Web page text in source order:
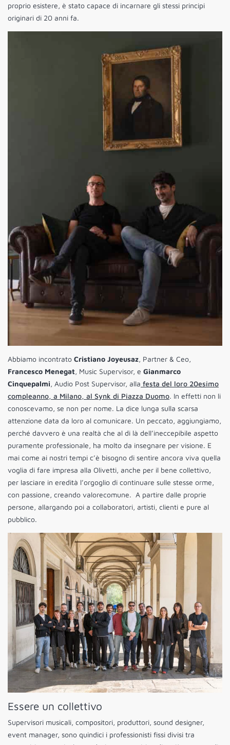
proprio esistere, è stato capace di incarnare gli stessi principi
originari di 20 anni fa.
Abbiamo incontrato Cristiano Joyeusaz, Partner & Ceo,
Francesco Menegat, Music Supervisor, e Gianmarco
Cinquepalmi, Audio Post Supervisor, alla festa del loro 20esimo
compleanno, a Milano, al Synk di Piazza Duomo. In effetti non li
conoscevamo, se non per nome. La dice lunga sulla scarsa
attenzione data da loro al comunicare. Un peccato, aggiungiamo,
perché davvero è una realtà che al di là dell’ineccepibile aspetto
puramente professionale, ha molto da insegnare per visione. E
mai come ai nostri tempi c’è bisogno di sentire ancora viva quella
voglia di fare impresa alla Olivetti, anche per il bene collettivo,
per lasciare in eredità l’orgoglio di continuare sulle stesse orme,
con passione, creando valorecomune. A partire dalle proprie
persone, allargando poi a collaboratori, artisti, clienti e pure al
pubblico.
Essere un collettivo
Supervisori musicali, compositori, produttori, sound designer,
event manager, sono quindici i professionisti fissi divisi tra